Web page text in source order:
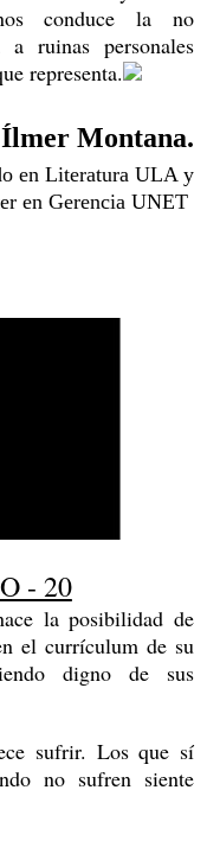
conduce la no
ruinas personales
representa.
Ílmer Montana.
en Literatura ULA y
en Gerencia UNET
- 20
la posibilidad de
el currículum de su
digno de sus
sufrir. Los que sí
no sufren siente